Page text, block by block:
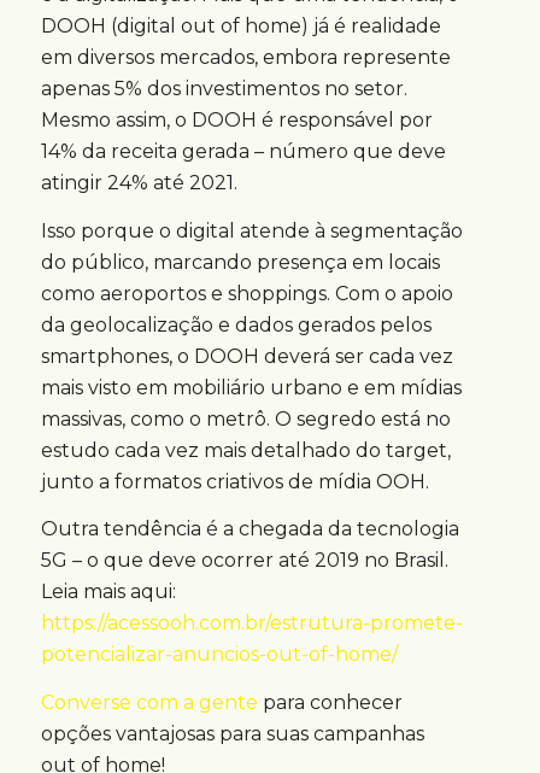
DOOH (digital out of home) já é realidade
em diversos mercados, embora represente
apenas 5% dos investimentos no setor.
Mesmo assim, o DOOH é responsável por
14% da receita gerada – número que deve
atingir 24% até 2021.
Isso porque o digital atende à segmentação
do público, marcando presença em locais
como aeroportos e shoppings. Com o apoio
da geolocalização e dados gerados pelos
smartphones, o DOOH deverá ser cada vez
mais visto em mobiliário urbano e em mídias
massivas, como o metrô. O segredo está no
estudo cada vez mais detalhado do target,
junto a formatos criativos de mídia OOH.
Outra tendência é a chegada da tecnologia
5G – o que deve ocorrer até 2019 no Brasil.
Leia mais aqui:
https://acessooh.com.br/estrutura-promete-
potencializar-anuncios-out-of-home/
Converse com a gente para conhecer
opções vantajosas para suas campanhas
out of home!